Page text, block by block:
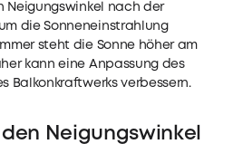
Neigungswinkel nach der
die Sonneneinstrahlung
steht die Sonne höher am
kann eine Anpassung des
Balkonkraftwerks verbessern.
Neigungswinkel